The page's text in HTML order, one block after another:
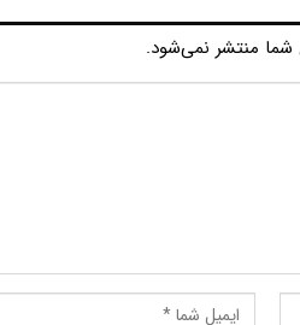
منتشر نمی‌شود.